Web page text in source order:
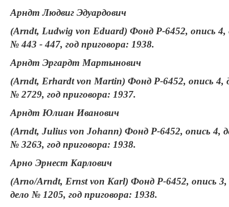
Арндт Людвиг Эдуардович
(Arndt, Ludwig von Eduard) Фонд Р-6452, опись 4,
№ 443 - 447, год приговора: 1938.
Арндт Эргардт Мартынович
(Arndt, Erhardt von Martin) Фонд Р-6452, опись 4,
№ 2729, год приговора: 1937.
Арндт Юлиан Иванович
(Arndt, Julius von Johann) Фонд Р-6452, опись 4,
№ 3263, год приговора: 1938.
Арно Эрнест Карлович
(Arno/Arndt, Ernst von Karl) Фонд Р-6452, опись 3,
дело № 1205, год приговора: 1938.